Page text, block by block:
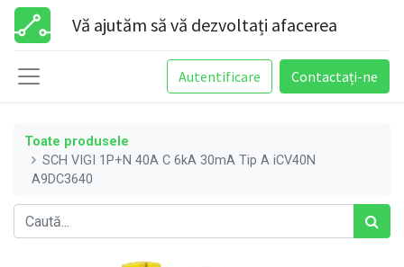
Vă ajutăm să vă dezvoltați afacerea
Autentificare Contactați-ne
Toate produsele
SCH VIGI 1P+N 40A C 6kA 30mA Tip A iCV40N
A9DC3640